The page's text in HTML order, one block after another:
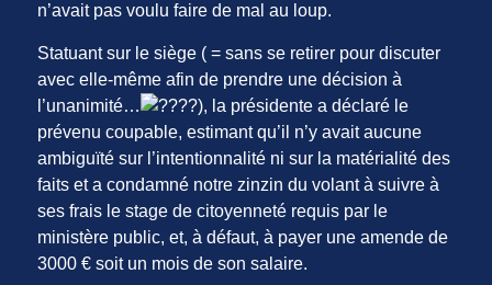
n’avait pas voulu faire de mal au loup.
Statuant sur le siège ( = sans se retirer pour discuter
avec elle-même afin de prendre une décision à
l’unanimité…
), la présidente a déclaré le
prévenu coupable, estimant qu’il n’y avait aucune
ambiguïté sur l’intentionnalité ni sur la matérialité des
faits et a condamné notre zinzin du volant à suivre à
ses frais le stage de citoyenneté requis par le
ministère public, et, à défaut, à payer une amende de
3000 € soit un mois de son salaire.